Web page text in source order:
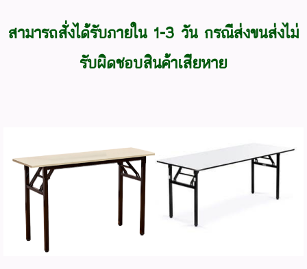
สามารถสั่งได้รับภายใน 1-3 วัน กรณีส่งขนส่งไม่
รับผิดชอบสินค้าเสียหาย